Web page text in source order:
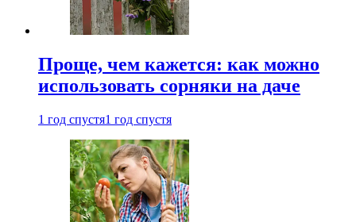
Проще, чем кажется: как можно
использовать сорняки на даче
1 год спустя1 год спустя